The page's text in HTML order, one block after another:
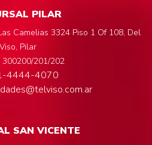
PILAR
Camelias 3324 Piso 1 Of 108, Del
Viso, Pilar
300200/201/202
4444-4070
SAN VICENTE